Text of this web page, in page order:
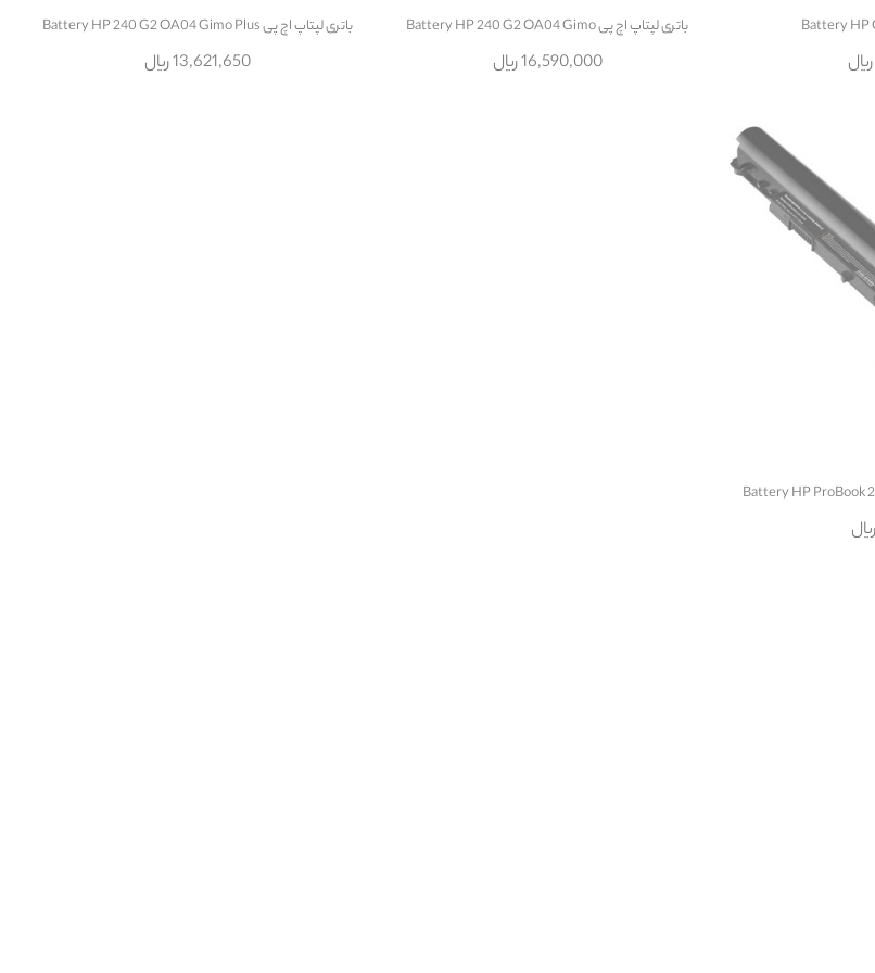
باتری لپتاپ اچ پی Battery HP 240 G2 OA04 Gimo
16,590,000 ریال
باتری لپتاپ اچ پی Battery HP 240 G2 OA04 Gimo Plus
13,621,650 ریال